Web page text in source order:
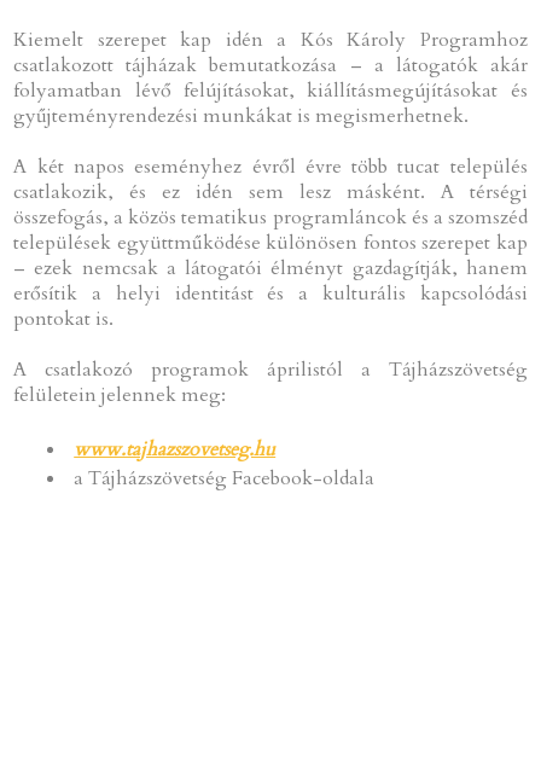
Kiemelt szerepet kap idén a Kós Károly Programhoz
csatlakozott tájházak bemutatkozása – a látogatók akár
folyamatban lévő felújításokat, kiállításmegújításokat és
gyűjteményrendezési munkákat is megismerhetnek.
A két napos eseményhez évről évre több tucat település
csatlakozik, és ez idén sem lesz másként. A térségi
összefogás, a közös tematikus programláncok és a szomszéd
települések együttműködése különösen fontos szerepet kap
– ezek nemcsak a látogatói élményt gazdagítják, hanem
erősítik a helyi identitást és a kulturális kapcsolódási
pontokat is.
A csatlakozó programok áprilistól a Tájházszövetség
felületein jelennek meg:
www.tajhazszovetseg.hu
a Tájházszövetség Facebook-oldala